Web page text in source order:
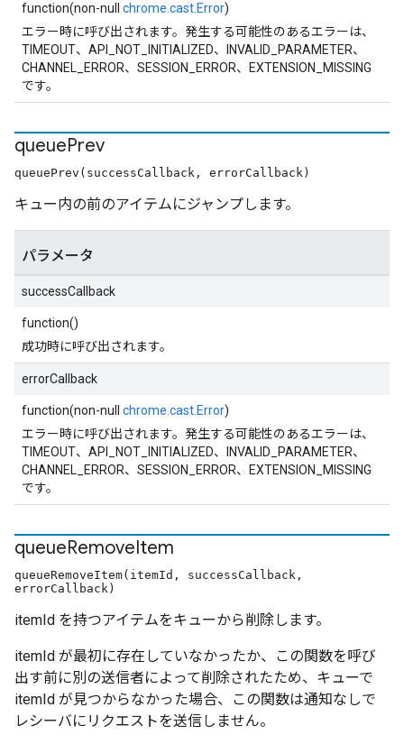
function(non-null chrome.cast.Error)
エラー時に呼び出されます。発生する可能性のあるエラーは、
TIMEOUT、API_NOT_INITIALIZED、INVALID_PARAMETER、
CHANNEL_ERROR、SESSION_ERROR、EXTENSION_MISSING
です。
queuePrev
queuePrev(successCallback, errorCallback)
キュー内の前のアイテムにジャンプします。
パラメータ
successCallback
function()
成功時に呼び出されます。
errorCallback
function(non-null chrome.cast.Error)
エラー時に呼び出されます。発生する可能性のあるエラーは、
TIMEOUT、API_NOT_INITIALIZED、INVALID_PARAMETER、
CHANNEL_ERROR、SESSION_ERROR、EXTENSION_MISSING
です。
queueRemoveItem
queueRemoveItem(itemId, successCallback,
errorCallback)
itemId を持つアイテムをキューから削除します。
itemId が最初に存在していなかったか、この関数を呼び
出す前に別の送信者によって削除されたため、キューで
itemId が見つからなかった場合、この関数は通知なしで
レシーバにリクエストを送信しません。